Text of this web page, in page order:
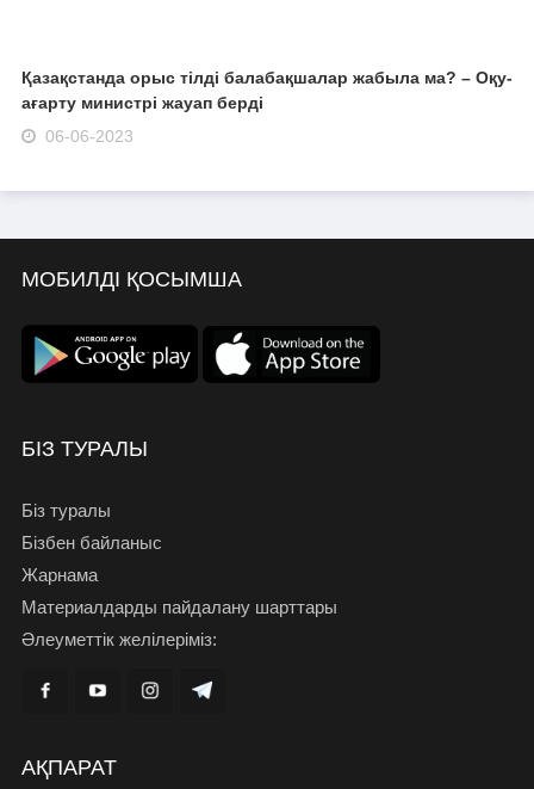
Қазақстанда орыс тілді балабақшалар жабыла ма? – Оқу-
ағарту министрі жауап берді
06-06-2023
МОБИЛДІ ҚОСЫМША
БІЗ ТУРАЛЫ
Біз туралы
Бізбен байланыс
Жарнама
Материалдарды пайдалану шарттары
Әлеуметтік желілеріміз:
АҚПАРАТ